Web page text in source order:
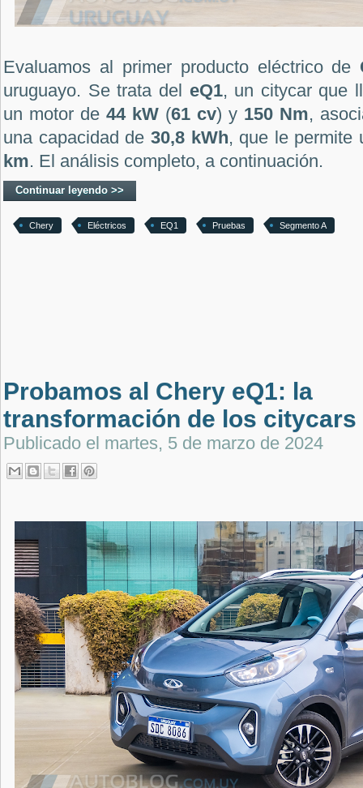
Evaluamos al primer producto eléctrico de
uruguayo. Se trata del eQ1, un citycar que
un motor de 44 kW (61 cv) y 150 Nm,
una capacidad de 30,8 kWh, que le
km. El análisis completo, a continuación.
Continuar leyendo >>
Chery Eléctricos EQ1 Pruebas Segmento A
Probamos al Chery eQ1: la
transformación de los citycars
Publicado el martes, 5 de marzo de 2024